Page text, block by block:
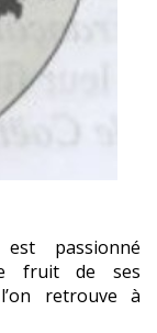
passionné
fruit de ses
retrouve à